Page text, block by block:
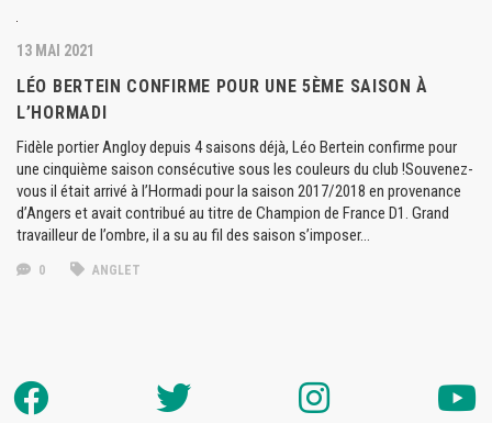
13 MAI 2021
LÉO BERTEIN CONFIRME POUR UNE 5ÈME SAISON À
L’HORMADI
Fidèle portier Angloy depuis 4 saisons déjà, Léo Bertein confirme pour
une cinquième saison consécutive sous les couleurs du club !Souvenez-
vous il était arrivé à l’Hormadi pour la saison 2017/2018 en provenance
d’Angers et avait contribué au titre de Champion de France D1. Grand
travailleur de l’ombre, il a su au fil des saison s’imposer…
0 ANGLET